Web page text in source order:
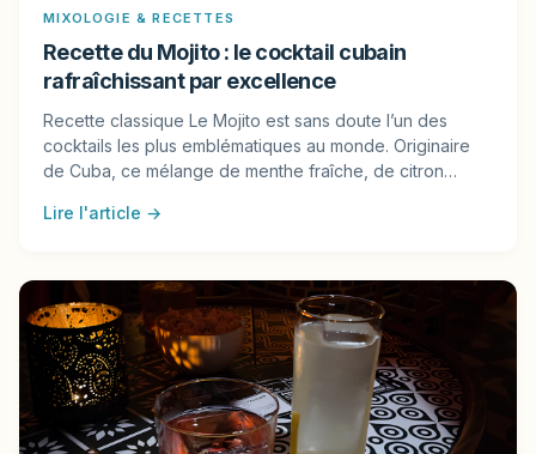
MIXOLOGIE & RECETTES
Recette du Mojito : le cocktail cubain
rafraîchissant par excellence
Recette classique Le Mojito est sans doute l’un des
cocktails les plus emblématiques au monde. Originaire
de Cuba, ce mélange de menthe fraîche, de citron…
Lire l'article →